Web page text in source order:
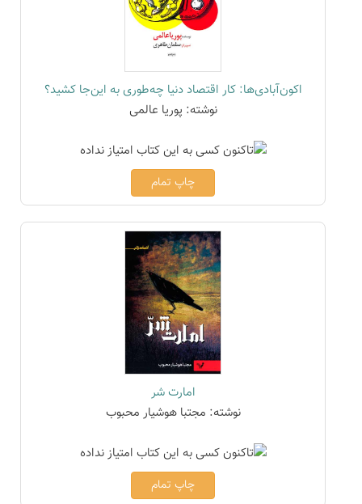
اکون‌آبادی‌ها: کار اقتصاد دنیا چه‌طوری به این‌جا کشید؟
نوشته: پوریا عالمی
چاپ تمام
امارت شر
نوشته: مجتبا هوشیار محبوب
چاپ تمام